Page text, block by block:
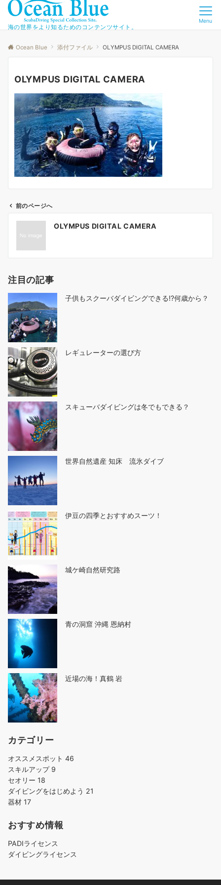
海の世界をより知るためのコンテンツサイト。
Menu
Ocean Blue 添付ファイル OLYMPUS DIGITAL CAMERA
OLYMPUS DIGITAL CAMERA
ビ
ー
シ
ョ
ン
前のページへ
OLYMPUS DIGITAL CAMERA
注目の記事
子供もスクーバダイビングできる!?何歳から？
レギュレーターの選び方
スキューバダイビングは冬でもできる？
世界自然遺産 知床 流氷ダイブ
伊豆の四季とおすすめスーツ！
城ケ崎自然研究路
青の洞窟 沖縄 恩納村
近場の海！真鶴 岩
カテゴリー
オススメスポット 46
スキルアップ 9
セオリー 18
ダイビングをはじめよう 21
器材 17
おすすめ情報
PADIライセンス
ダイビングライセンス